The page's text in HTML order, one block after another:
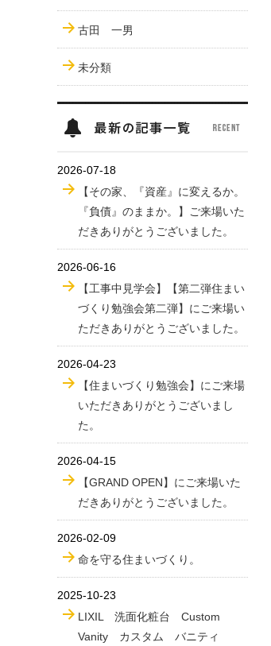
古田 一男
未分類
2026-07-18
【その家、『資産』に変えるか。
『負債』のままか。】ご来場いた
だきありがとうございました。
2026-06-16
【工事中見学会】【第二弾住まい
づくり勉強会第二弾】にご来場い
ただきありがとうございました。
2026-04-23
【住まいづくり勉強会】にご来場
いただきありがとうございまし
た。
2026-04-15
【GRAND OPEN】にご来場いた
だきありがとうございました。
2026-02-09
命を守る住まいづくり。
2025-10-23
LIXIL 洗面化粧台 Custom
Vanity カスタム バニティ